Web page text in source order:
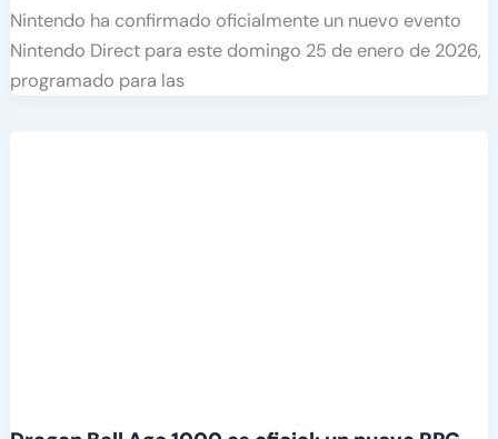
Nintendo ha confirmado oficialmente un nuevo evento
Nintendo Direct para este domingo 25 de enero de 2026,
programado para las